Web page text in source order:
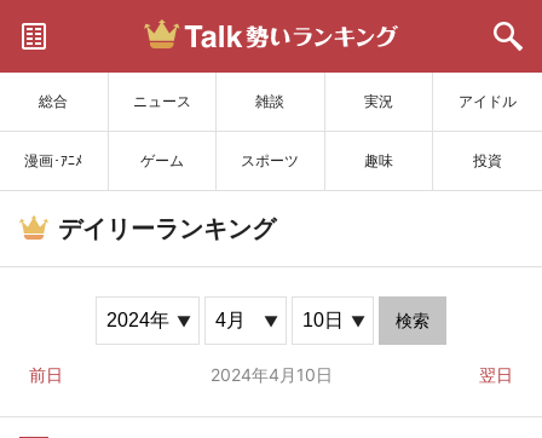
総合 ニュース 雑談 実況 アイドル
漫画･ｱﾆﾒ ゲーム スポーツ 趣味 投資
サイトを更新
デイリーランキング
検索
前日 2024年4月10日 翌日